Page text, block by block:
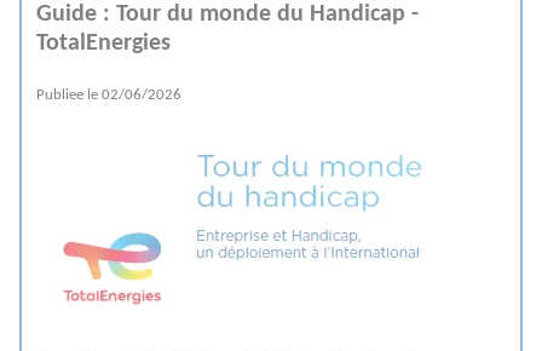
Guide : Tour du monde du Handicap -
TotalEnergies
Publiee le 02/06/2026